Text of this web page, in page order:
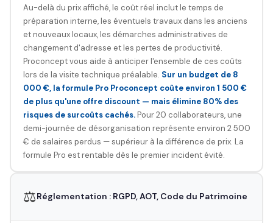
Au-delà du prix affiché, le coût réel inclut le temps de
préparation interne, les éventuels travaux dans les anciens
et nouveaux locaux, les démarches administratives de
changement d'adresse et les pertes de productivité.
Proconcept vous aide à anticiper l'ensemble de ces coûts
lors de la visite technique préalable. Sur un budget de 8
000 €, la formule Pro Proconcept coûte environ 1 500 €
de plus qu'une offre discount — mais élimine 80% des
risques de surcoûts cachés.Pour 20 collaborateurs, une
demi-journée de désorganisation représente environ 2 500
€ de salaires perdus — supérieur à la différence de prix. La
formule Pro est rentable dès le premier incident évité.
⚖️Réglementation : RGPD, AOT, Code du Patrimoine